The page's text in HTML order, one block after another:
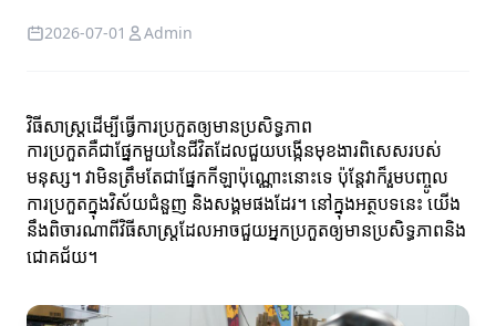
2026-07-01 Admin
វិធីសាស្ត្រដើម្បីធ្វើការប្រកួតឲ្យមានប្រសិទ្ធភាព
ការប្រកួតគឺជាផ្នែកមួយនៃជីវិតដែលជួយបង្កើនមុខងារពិសេសរបស់
មនុស្ស។ វាមិនត្រឹមតែជាផ្នែកកីឡាប៉ុណ្ណោះនោះទេ ប៉ុន្តែវាក៏រួមបញ្ចូល
ការប្រកួតក្នុងវិស័យជំនួញ និងសង្គមផងដែរ។ នៅក្នុងអត្ថបទនេះ យើង
នឹងពិចារណាពីវិធីសាស្ត្រដែលអាចជួយអ្នកប្រកួតឲ្យមានប្រសិទ្ធភាពនិង
ជោគជ័យ។